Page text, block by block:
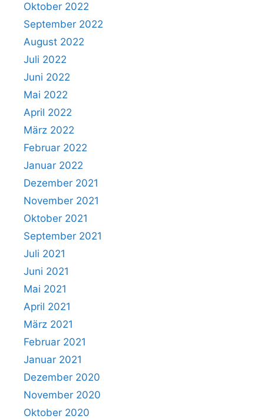
Oktober 2022
September 2022
August 2022
Juli 2022
Juni 2022
Mai 2022
April 2022
März 2022
Februar 2022
Januar 2022
Dezember 2021
November 2021
Oktober 2021
September 2021
Juli 2021
Juni 2021
Mai 2021
April 2021
März 2021
Februar 2021
Januar 2021
Dezember 2020
November 2020
Oktober 2020